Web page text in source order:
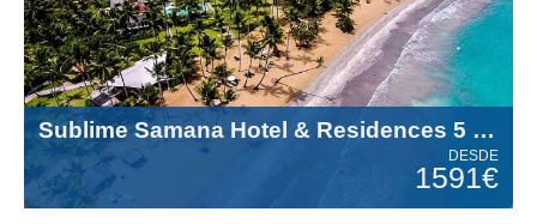
Sublime Samana Hotel & Residences 5 Estrellas
DESDE
1591€